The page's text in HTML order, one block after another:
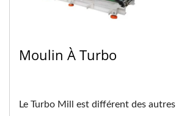
Moulin À Turbo
Le Turbo Mill est différent des autres